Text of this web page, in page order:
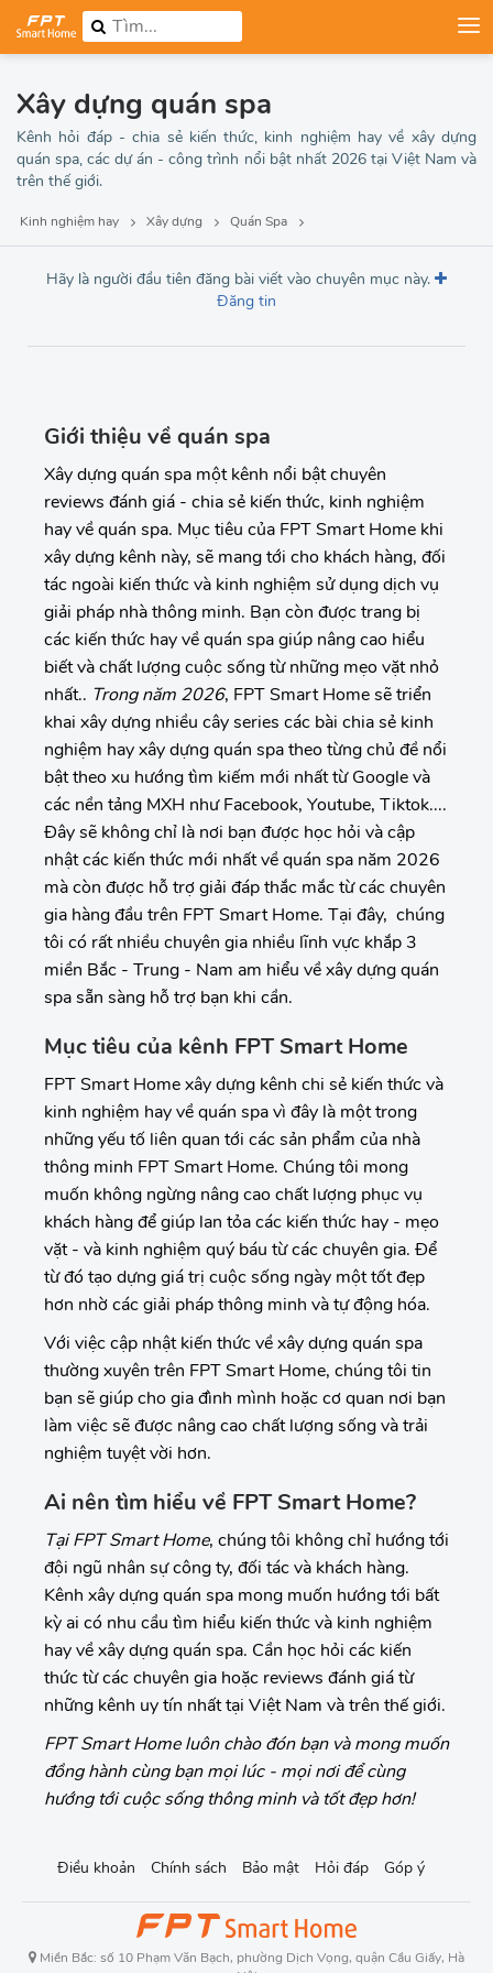
Xây dựng quán spa
Kênh hỏi đáp - chia sẻ kiến thức, kinh nghiệm hay về xây dựng
quán spa, các dự án - công trình nổi bật nhất 2026 tại Việt Nam và
trên thế giới.
Kinh nghiệm hay Xây dựng Quán Spa
Hãy là người đầu tiên đăng bài viết vào chuyên mục này.
Đăng tin
Giới thiệu về quán spa
Xây dựng quán spa một kênh nổi bật chuyên
reviews đánh giá - chia sẻ kiến thức, kinh nghiệm
hay về quán spa. Mục tiêu của FPT Smart Home khi
xây dựng kênh này, sẽ mang tới cho khách hàng, đối
tác ngoài kiến thức và kinh nghiệm sử dụng dịch vụ
giải pháp nhà thông minh. Bạn còn được trang bị
các kiến thức hay về quán spa giúp nâng cao hiểu
biết và chất lượng cuộc sống từ những mẹo vặt nhỏ
nhất.. Trong năm 2026, FPT Smart Home sẽ triển
khai xây dựng nhiều cây series các bài chia sẻ kinh
nghiệm hay xây dựng quán spa theo từng chủ đề nổi
bật theo xu hướng tìm kiếm mới nhất từ Google và
các nền tảng MXH như Facebook, Youtube, Tiktok....
Đây sẽ không chỉ là nơi bạn được học hỏi và cập
nhật các kiến thức mới nhất về quán spa năm 2026
mà còn được hỗ trợ giải đáp thắc mắc từ các chuyên
gia hàng đầu trên FPT Smart Home. Tại đây, chúng
tôi có rất nhiều chuyên gia nhiều lĩnh vực khắp 3
miền Bắc - Trung - Nam am hiểu về xây dựng quán
spa sẵn sàng hỗ trợ bạn khi cần.
Mục tiêu của kênh FPT Smart Home
FPT Smart Home xây dựng kênh chi sẻ kiến thức và
kinh nghiệm hay về quán spa vì đây là một trong
những yếu tố liên quan tới các sản phẩm của nhà
thông minh FPT Smart Home. Chúng tôi mong
muốn không ngừng nâng cao chất lượng phục vụ
khách hàng để giúp lan tỏa các kiến thức hay - mẹo
vặt - và kinh nghiệm quý báu từ các chuyên gia. Để
từ đó tạo dựng giá trị cuộc sống ngày một tốt đẹp
hơn nhờ các giải pháp thông minh và tự động hóa.
Với việc cập nhật kiến thức về xây dựng quán spa
thường xuyên trên FPT Smart Home, chúng tôi tin
bạn sẽ giúp cho gia đình mình hoặc cơ quan nơi bạn
làm việc sẽ được nâng cao chất lượng sống và trải
nghiệm tuyệt vời hơn.
Ai nên tìm hiểu về FPT Smart Home?
Tại FPT Smart Home, chúng tôi không chỉ hướng tới
đội ngũ nhân sự công ty, đối tác và khách hàng.
Kênh xây dựng quán spa mong muốn hướng tới bất
kỳ ai có nhu cầu tìm hiểu kiến thức và kinh nghiệm
hay về xây dựng quán spa. Cần học hỏi các kiến
thức từ các chuyên gia hoặc reviews đánh giá từ
những kênh uy tín nhất tại Việt Nam và trên thế giới.
FPT Smart Home luôn chào đón bạn và mong muốn
đồng hành cùng bạn mọi lúc - mọi nơi để cùng
hướng tới cuộc sống thông minh và tốt đẹp hơn!
Điều khoản Chính sách Bảo mật Hỏi đáp Góp ý
Miền Bắc: số 10 Phạm Văn Bạch, phường Dịch Vọng, quận Cầu Giấy, Hà